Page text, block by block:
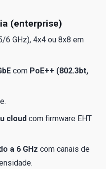
(enterprise)
6 GHz), 4x4 ou 8x8 em
com PoE++ (802.3bt,
cloud com firmware EHT
a 6 GHz com canais de